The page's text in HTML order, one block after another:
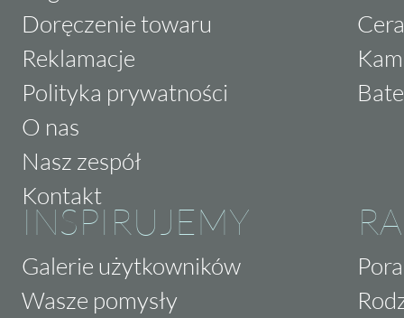
Doręczenie towaru
Reklamacje
Polityka prywatności
O nas
Nasz zespół
Kontakt
INSPIRUJEMY
Galerie użytkowników
Wasze pomysły